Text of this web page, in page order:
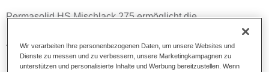
Permasolid HS Mischlack 275 ermöglicht die
Farbtonausmischung vom hochwertigen Permasolid HS
Autolack 275 mit allen Uni-Farbtönen für die Pkw-
Lackierung.
Wir verarbeiten Ihre personenbezogenen Daten, um unsere Websites und
Dienste zu messen und zu verbessern, unsere Marketingkampagnen zu
unterstützen und personalisierte Inhalte und Werbung bereitzustellen. Wenn